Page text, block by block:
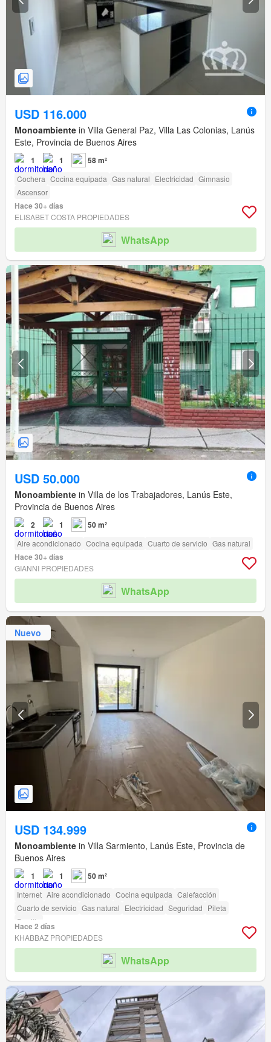
USD 116.000
Monoambiente in Villa General Paz, Villa Las Colonias, Lanús
Este, Provincia de Buenos Aires
1 1 58 m²
Cochera Cocina equipada Gas natural Electricidad Gimnasio
Ascensor
Hace 30+ días
ELISABET COSTA PROPIEDADES
WhatsApp
USD 50.000
Monoambiente in Villa de los Trabajadores, Lanús Este,
Provincia de Buenos Aires
2 1 50 m²
Aire acondicionado Cocina equipada Cuarto de servicio Gas natural
Hace 30+ días
GIANNI PROPIEDADES
WhatsApp
Nuevo
USD 134.999
Monoambiente in Villa Sarmiento, Lanús Este, Provincia de
Buenos Aires
1 1 50 m²
Internet Aire acondicionado Cocina equipada Calefacción
Cuarto de servicio Gas natural Electricidad Seguridad Pileta
Parrilla
Hace 2 días
KHABBAZ PROPIEDADES
WhatsApp